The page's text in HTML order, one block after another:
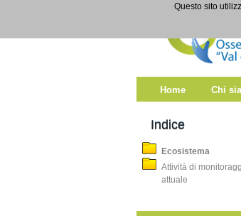
Ecosistema
Home Chi
Indice
Ecosistema
Attività di
attuale
Questo sito